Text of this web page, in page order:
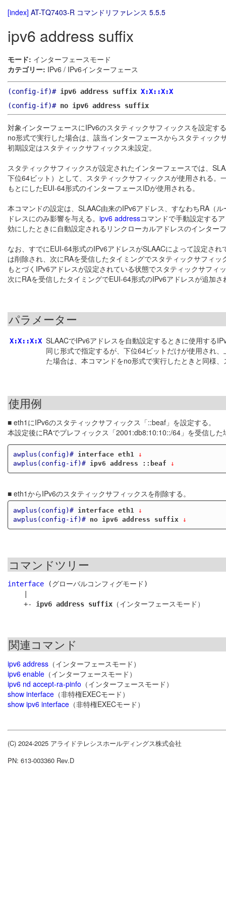
[index] AT-TQ7403-R コマンドリファレンス 5.5.5
ipv6 address suffix
モード: インターフェースモード
カテゴリー: IPv6 / IPv6インターフェース
(config-if)# ipv6 address suffix X:X::X:X
(config-if)# no ipv6 address suffix
対象インターフェースにIPv6のスタティックサフィックスを設定す
no形式で実行した場合は、該当インターフェースからスタティック
初期設定はスタティックサフィックス未設定。
スタティックサフィックスが設定されたインターフェースでは、
下位64ビット）として、スタティックサフィックスが使用される
もとにしたEUI-64形式のインターフェースIDが使用される。
本コマンドの設定は、SLAAC由来のIPv6アドレス、すなわちRA（
ドレスにのみ影響を与える。 ipv6 addressコマンドで手動設定する
効にしたときに自動設定されるリンクローカルアドレスのインター
なお、すでにEUI-64形式のIPv6アドレスがSLAACによって設定さ
は削除され、次にRAを受信したタイミングでスタティックサフィ
もとづくIPv6アドレスが設定されている状態でスタティックサフ
次にRAを受信したタイミングでEUI-64形式のIPv6アドレスが追加さ
パラメーター
X:X::X:X SLAACでIPv6アドレスを自動設定するときに使用する
同じ形式で指定するが、下位64ビットだけが使用され
た場合は、本コマンドをno形式で実行したときと同様
使用例
■ eth1にIPv6のスタティックサフィックス「::beaf」を設定する。
本設定後にRAでプレフィックス「2001:db8:10:10::/64」を受信し
awplus(config)# interface eth1
↓
awplus(config-if)#
ipv6 address ::beaf ↓
■ eth1からIPv6のスタティックサフィックスを削除する。
awplus(config)# interface eth1
↓
awplus(config-if)#
no ipv6 address suffix ↓
コマンドツリー
interface (グローバルコンフィグモード)
    +-
ipv6 address suffix
関連コマンド
ipv6 address （インターフェースモード）
ipv6 enable （インターフェースモード）
ipv6 nd accept-ra-pinfo （インターフェースモード）
show interface （非特権EXECモード）
show ipv6 interface （非特権EXECモード）
(C) 2024-2025 アライドテレシスホールディングス株式会社
PN: 613-003360 Rev.D